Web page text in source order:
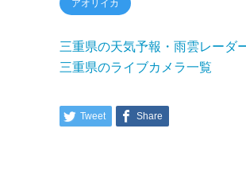
アオリイカ
三重県の天気予報・雨雲レーダ
三重県のライブカメラ一覧
Tweet Share